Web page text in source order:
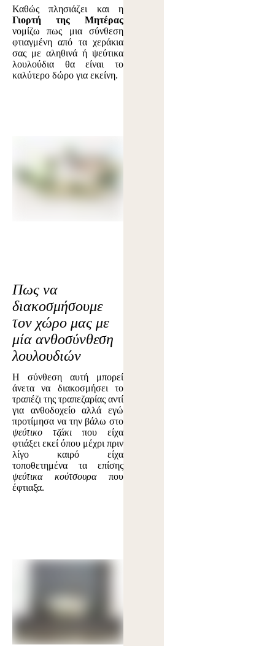
Καθώς πλησιάζει και η
Γιορτή της Μητέρας
νομίζω πως μια σύνθεση
φτιαγμένη από τα χεράκια
σας με αληθινά ή ψεύτικα
λουλούδια θα είναι το
καλύτερο δώρο για εκείνη.
Πως να
διακοσμήσουμε
τον χώρο μας με
μία ανθοσύνθεση
λουλουδιών
Η σύνθεση αυτή μπορεί
άνετα να διακοσμήσει το
τραπέζι της τραπεζαρίας αντί
για ανθοδοχείο αλλά εγώ
προτίμησα να την βάλω στο
ψεύτικο τζάκι που είχα
φτιάξει εκεί όπου μέχρι πριν
λίγο καιρό είχα
τοποθετημένα τα επίσης
ψεύτικα κούτσουραπου
έφτιαξα.